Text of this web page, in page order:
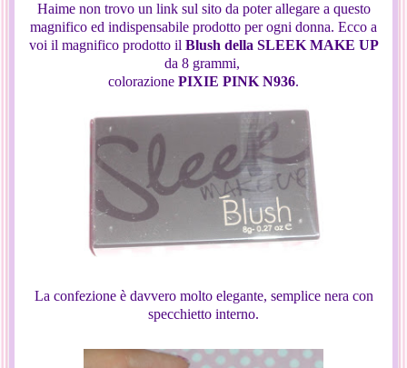
Haime non trovo un link sul sito da poter allegare a questo
magnifico ed indispensabile prodotto per ogni donna. Ecco a
voi il magnifico prodotto il Blush della SLEEK MAKE UP
da 8 grammi,
colorazione PIXIE PINK N936.
La confezione è davvero molto elegante, semplice nera con
specchietto interno.